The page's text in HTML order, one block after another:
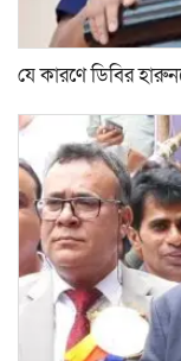
যে কারণে ডিবির